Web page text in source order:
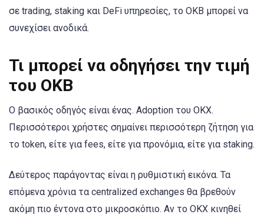
σε trading, staking και DeFi υπηρεσίες, το OKB μπορεί να
συνεχίσει ανοδικά.
Τι μπορεί να οδηγήσει την τιμή
του OKB
Ο βασικός οδηγός είναι ένας. Adoption του OKX.
Περισσότεροι χρήστες σημαίνει περισσότερη ζήτηση για
το token, είτε για fees, είτε για προνόμια, είτε για staking.
Δεύτερος παράγοντας είναι η ρυθμιστική εικόνα. Τα
επόμενα χρόνια τα centralized exchanges θα βρεθούν
ακόμη πιο έντονα στο μικροσκόπιο. Αν το OKX κινηθεί